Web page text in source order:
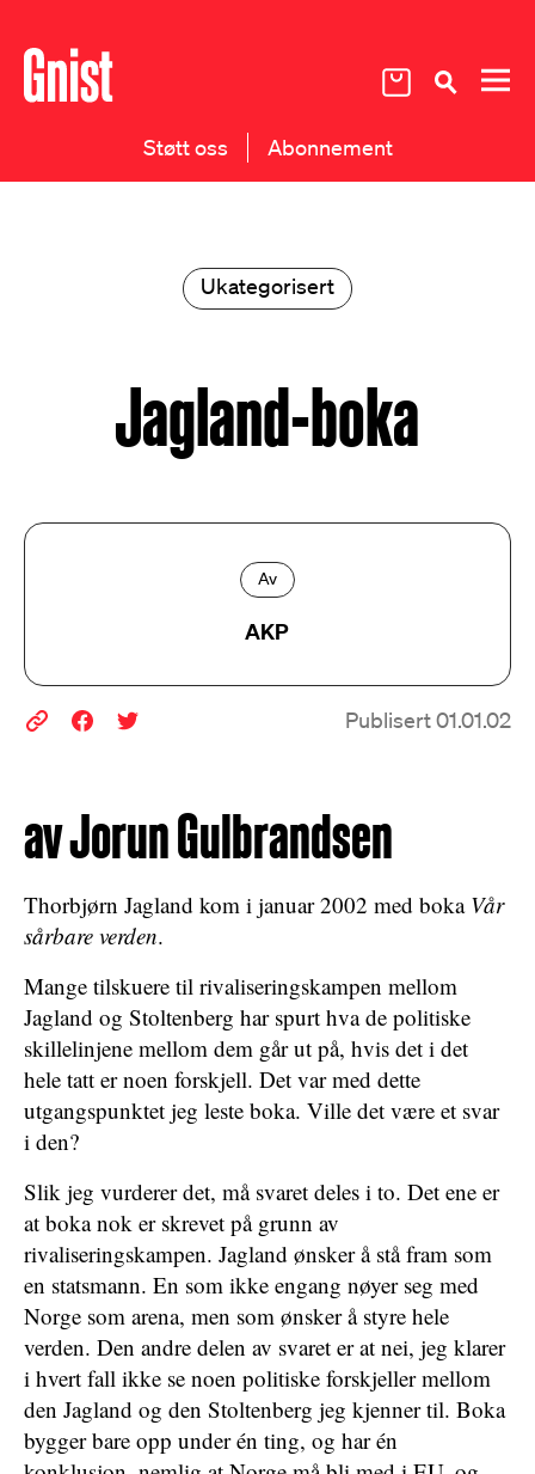
Støtt oss Abonnement
Ukategorisert
Jagland-boka
Av
AKP
Publisert 01.01.02
av Jorun Gulbrandsen
Thorbjørn Jagland kom i januar 2002 med boka Vår
sårbare verden.
Mange tilskuere til rivaliseringskampen mellom
Jagland og Stoltenberg har spurt hva de politiske
skillelinjene mellom dem går ut på, hvis det i det
hele tatt er noen forskjell. Det var med dette
utgangspunktet jeg leste boka. Ville det være et svar
i den?
Slik jeg vurderer det, må svaret deles i to. Det ene er
at boka nok er skrevet på grunn av
rivaliseringskampen. Jagland ønsker å stå fram som
en statsmann. En som ikke engang nøyer seg med
Norge som arena, men som ønsker å styre hele
verden. Den andre delen av svaret er at nei, jeg klarer
i hvert fall ikke se noen politiske forskjeller mellom
den Jagland og den Stoltenberg jeg kjenner til. Boka
bygger bare opp under én ting, og har én